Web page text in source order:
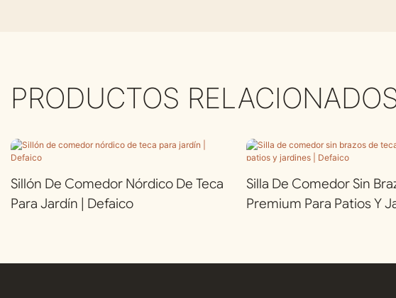
PRODUCTOS
Sillón De Comedor Nórdico De Teca
Para Jardín | Defaico
Silla De Comedor Sin
Premium Para Patios Y